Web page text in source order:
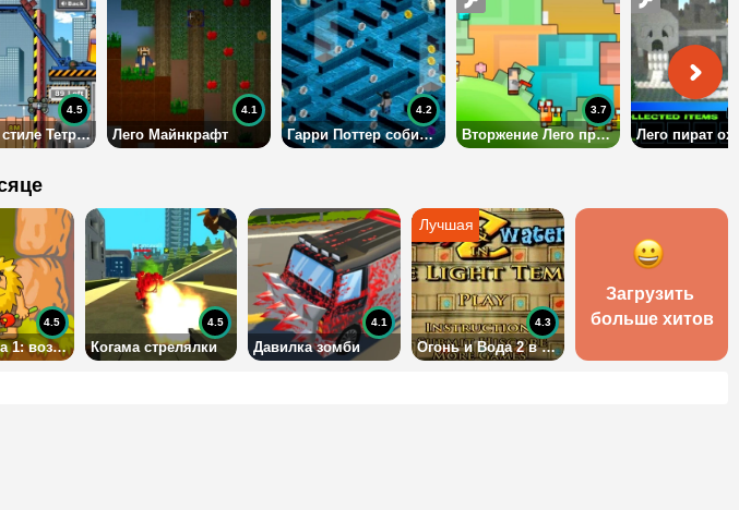
Башня в стиле Тетриса
4.5
Лего Майнкрафт
4.1
Гарри Поттер собирает Лего блоки
4.2
Вторжение Лего пришельцев
3.7
Адам и Ева 1: возвращение домой
4.5
Когама стрелялки
4.5
Давилка зомби
4.1
Огонь и Вода 2 в Храме Света
4.3
Загрузить
больше хитов